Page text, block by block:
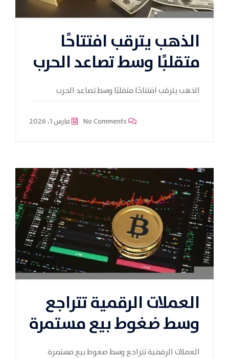
الذهب يترقب افتتاحًا
متقلبًا وسط تصاعد الحرب
الذهب يترقب افتتاحًا متقلبًا وسط تصاعد الحرب
مارس 1، 2026
العملات الرقمية تتراجع
وسط ضغوط بيع مستمرة
العملات الرقمية تتراجع وسط ضغوط بيع مستمرة